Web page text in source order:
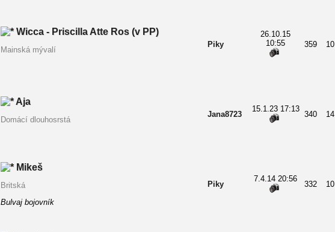
Wicca - Priscilla Atte Ros (v PP)
Mainská mývalí
Piky
26.10.15
10:55
359 10
Aja
Domácí dlouhosrstá
Jana8723
15.1.23 17:13
340 14
Mikeš
Britská
Bulvaj bojovník
Piky
7.4.14 20:56
332 10